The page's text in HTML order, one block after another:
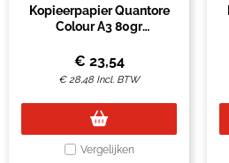
Kopieerpapier Quantore
Colour A3 80gr
€ 23,54
€28,48 Incl. BTW
Vergelijken